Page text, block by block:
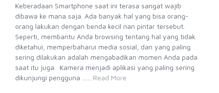
Keberadaan Smartphone saat ini terasa sangat wajib
dibawa ke mana saja. Ada banyak hal yang bisa orang-
orang lakukan dengan benda kecil nan pintar tersebut.
Seperti, membantu Anda browsing tentang hal yang tidak
diketahui, memperbaharui media sosial, dan yang paling
sering dilakukan adalah mengabadikan momen Anda pada
saat itu juga. Kamera menjadi aplikasi yang paling sering
dikunjungi pengguna ...... Read More